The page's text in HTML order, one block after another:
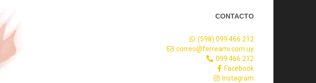
CONTACTO
(598) 099 466 212
correo@ferreami.com.uy
099 466 212
Facebook
Instagram